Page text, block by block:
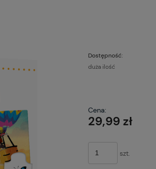
Dostępność:
duża ilość
Cena:
29,99 zł
szt.